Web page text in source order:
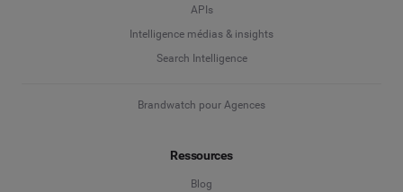
APIs
Intelligence médias & insights
Search Intelligence
Brandwatch pour Agences
Ressources
Blog